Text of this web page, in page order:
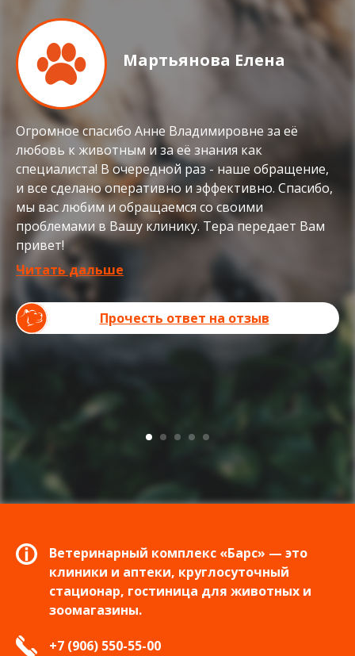
Мартьянова Елена
Огромное спасибо Анне Владимировне за её
любовь к животным и за её знания как
специалиста! В очередной раз - наше обращение,
и все сделано оперативно и эффективно. Спасибо,
мы вас любим и обращаемся со своими
проблемами в Вашу клинику. Тера передает Вам
привет!
Читать дальше
Прочесть ответ на отзыв
Ветеринарный комплекс «Барс» — это
клиники и аптеки, круглосуточный
стационар, гостиница для животных и
зоомагазины.
+7 (906) 550-55-00